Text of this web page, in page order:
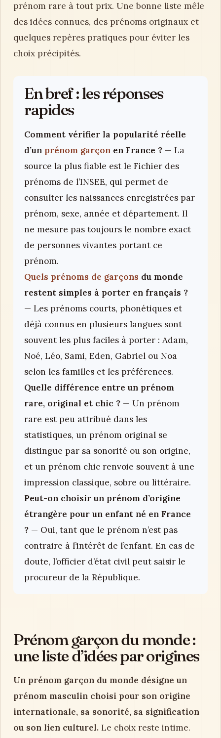
prénom rare à tout prix. Une bonne liste mêle
des idées connues, des prénoms originaux et
quelques repères pratiques pour éviter les
choix précipités.
En bref : les réponses
rapides
Comment vérifier la popularité réelle
d’un prénom garçon en France ? — La
source la plus fiable est le Fichier des
prénoms de l’INSEE, qui permet de
consulter les naissances enregistrées par
prénom, sexe, année et département. Il
ne mesure pas toujours le nombre exact
de personnes vivantes portant ce
prénom.
Quels prénoms de garçons du monde
restent simples à porter en français ?
— Les prénoms courts, phonétiques et
déjà connus en plusieurs langues sont
souvent les plus faciles à porter : Adam,
Noé, Léo, Sami, Eden, Gabriel ou Noa
selon les familles et les préférences.
Quelle différence entre un prénom
rare, original et chic ? — Un prénom
rare est peu attribué dans les
statistiques, un prénom original se
distingue par sa sonorité ou son origine,
et un prénom chic renvoie souvent à une
impression classique, sobre ou littéraire.
Peut-on choisir un prénom d’origine
étrangère pour un enfant né en France
? — Oui, tant que le prénom n’est pas
contraire à l’intérêt de l’enfant. En cas de
doute, l’officier d’état civil peut saisir le
procureur de la République.
Prénom garçon du monde :
une liste d’idées par origines
Un prénom garçon du monde désigne un
prénom masculin choisi pour son origine
internationale, sa sonorité, sa signification
ou son lien culturel. Le choix reste intime.